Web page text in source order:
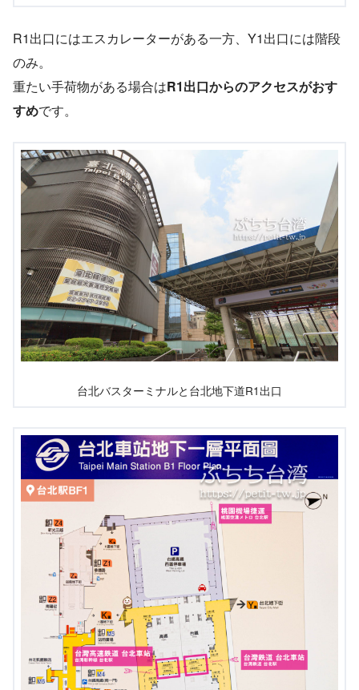
R1出口にはエスカレーターがある一方、Y1出口には階段
のみ。
重たい手荷物がある場合はR1出口からのアクセスがおす
すめです。
台北バスターミナルと台北地下道R1出口